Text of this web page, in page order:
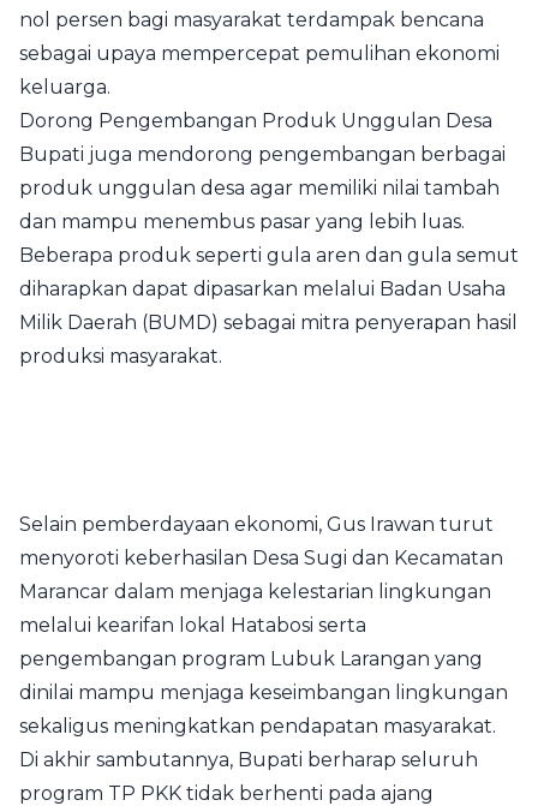
nol persen bagi masyarakat terdampak bencana
sebagai upaya mempercepat pemulihan ekonomi
keluarga.
Dorong Pengembangan Produk Unggulan Desa
Bupati juga mendorong pengembangan berbagai
produk unggulan desa agar memiliki nilai tambah
dan mampu menembus pasar yang lebih luas.
Beberapa produk seperti gula aren dan gula semut
diharapkan dapat dipasarkan melalui Badan Usaha
Milik Daerah (BUMD) sebagai mitra penyerapan hasil
produksi masyarakat.
Selain pemberdayaan ekonomi, Gus Irawan turut
menyoroti keberhasilan Desa Sugi dan Kecamatan
Marancar dalam menjaga kelestarian lingkungan
melalui kearifan lokal Hatabosi serta
pengembangan program Lubuk Larangan yang
dinilai mampu menjaga keseimbangan lingkungan
sekaligus meningkatkan pendapatan masyarakat.
Di akhir sambutannya, Bupati berharap seluruh
program TP PKK tidak berhenti pada ajang